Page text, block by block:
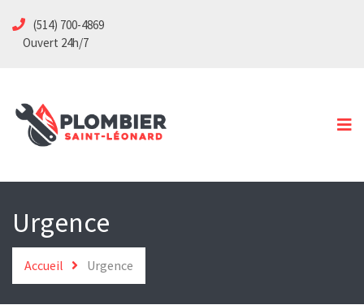
Accueil
Spécialités
Soumission
Contact
(514) 700-4869
Ouvert 24h/7
Urgence
Accueil Urgence